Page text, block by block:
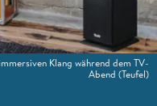
Klang während dem TV-
Abend (Teufel)